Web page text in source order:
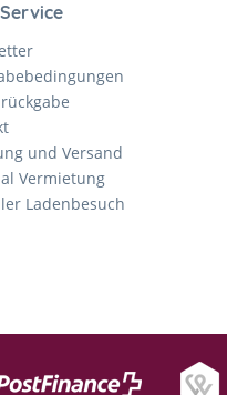
und Versand
Vermietung
Ladenbesuch